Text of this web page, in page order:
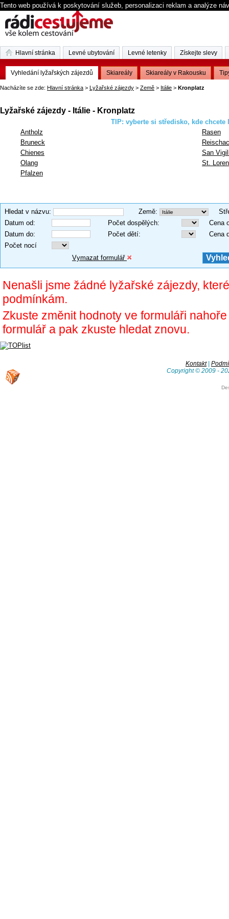
Tento web používá k poskytování služeb, personalizaci reklam a analýze
Nacházíte se zde: Hlavní stránka > Lyžařské zájezdy > Země > Itálie > Kronplatz
Lyžařské zájezdy - Itálie - Kronplatz
TIP: vyberte si středisko, kde chcete
Antholz
Bruneck
Chienes
Olang
Pfalzen
Rasen
San
St.
Hledat v názvu: Země:
Datum od: Počet dospělých:
Cena
Datum do: Počet dětí:
Cena
Počet nocí
Vymazat formulář
Nenašli jsme žádné lyžařské zájezdy,
podmínkám.
Zkuste změnit hodnoty ve formuláři
formulář a pak zkuste hledat znovu.
Kontakt|
Copyright © 2009 -
Hlavní stránka Levné ubytování Levné letenky Získejte slevy
Vyhledání lyžařských zájezdů Skiareály Skiareály v Rakousku